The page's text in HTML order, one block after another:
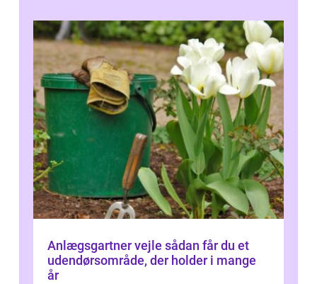
Anlægsgartner vejle sådan får du et
udendørsområde, der holder i mange
år